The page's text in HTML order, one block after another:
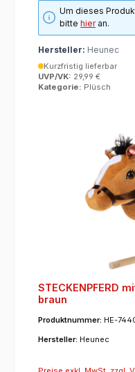
Um dieses
bittehieran.
Hersteller: Heunec
Kurzfristig lieferbar
UVP/VK: 29,99 €
Kategorie: Plüsch
STECKENPFERD
braun
Produktnummer: HE-
Hersteller: Heunec